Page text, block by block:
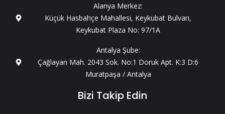
Alanya Merkez:
Küçük Hasbahçe Mahallesi, Keykubat Bulvarı,
Keykubat Plaza No: 97/1A
Antalya Şube:
Çağlayan Mah. 2043 Sok. No:1 Doruk Apt. K:3 D:6
Muratpaşa / Antalya
Bizi Takip Edin